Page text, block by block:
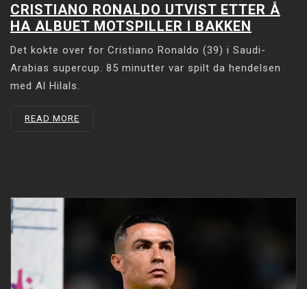
CRISTIANO RONALDO UTVIST ETTER Å
HA ALBUET MOTSPILLER I BAKKEN
Det kokte over for Cristiano Ronaldo (39) i Saudi-
Arabias supercup. 85 minutter var spilt da hendelsen
med Al Hilals.
READ MORE